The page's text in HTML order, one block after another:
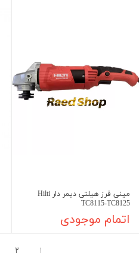
مینی فرز هیلتی دیمر دار Hilti
TC8115-TC8125
اتمام موجودی
۱ ۲